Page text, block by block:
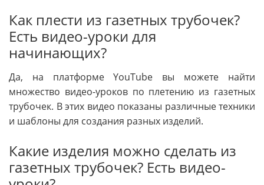
Как плести из газетных трубочек?
Есть видео-уроки для
начинающих?
Да, на платформе YouTube вы можете найти
множество видео-уроков по плетению из газетных
трубочек. В этих видео показаны различные техники
и шаблоны для создания разных изделий.
Какие изделия можно сделать из
газетных трубочек? Есть видео-